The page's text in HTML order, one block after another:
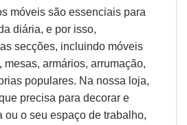
móveis são essenciais para
diária, e por isso,
secções, incluindo móveis
armários, arrumação,
populares. Na nossa loja,
precisa para decorar e
ou o seu espaço de trabalho,